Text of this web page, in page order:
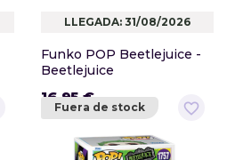
LLEGADA: 31/08/2026
Funko POP Beetlejuice -
Beetlejuice
16,95 €
favorite_border
Fuera de stock